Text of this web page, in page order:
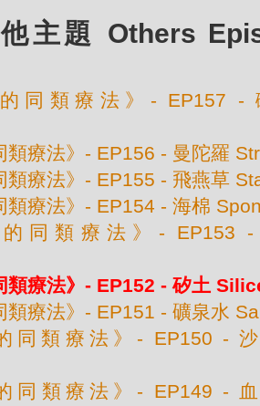
主題 Others
同類療法》- EP157 -
類療法》- EP156 - 曼陀羅
類療法》- EP155 - 飛燕草
類療法》- EP154 - 海棉
同類療法》- EP153
類療法》- EP152 - 矽土
類療法》- EP151 - 礦泉水
同類療法》- EP150 -
同類療法》- EP149 -